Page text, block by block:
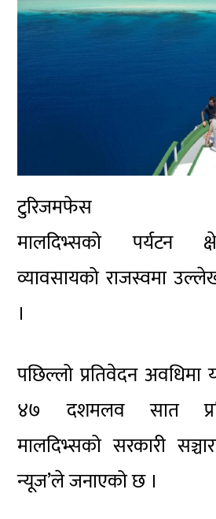
टुरिजमफेस
मालदिभ्सको पर्यटन
व्यावसायको राजस्वमा
।
पछिल्लो प्रतिवेदन अवधिमा
४७ दशमलव सात
मालदिभ्सको सरकारी
न्यूज’ले जनाएको छ ।